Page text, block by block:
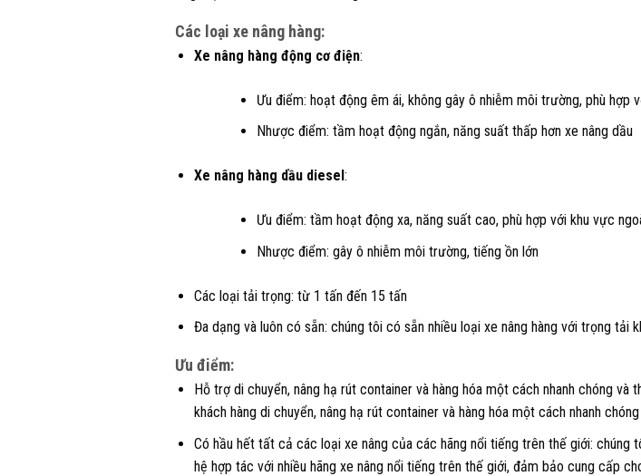
Các loại xe nâng hàng:
Xe nâng hàng động cơ điện:
Ưu điểm: hoạt động êm ái, không gây ô nhiễm môi trường, phù hợp
Nhược điểm: tầm hoạt động ngắn, năng suất thấp hơn xe nâng dầu
Xe nâng hàng dầu diesel:
Ưu điểm: tầm hoạt động xa, năng suất cao, phù hợp với khu vực
Nhược điểm: gây ô nhiễm môi trường, tiếng ồn lớn
Các loại tải trọng: từ 1 tấn đến 15 tấn
Đa dạng và luôn có sẵn: chúng tôi có sẵn nhiều loại xe nâng hàng với trọng tải
Ưu điểm:
Hỗ trợ di chuyển, nâng hạ rút container và hàng hóa một cách nhanh chóng
khách hàng di chuyển, nâng hạ rút container và hàng hóa một cách nhanh
Có hầu hết tất cả các loại xe nâng của các hãng nổi tiếng trên thế giới: chúng
hệ hợp tác với nhiều hãng xe nâng nổi tiếng trên thế giới, đảm bảo cung cấp